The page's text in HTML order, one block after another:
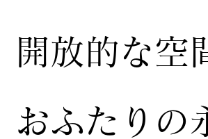
開放的な空
おふたりの